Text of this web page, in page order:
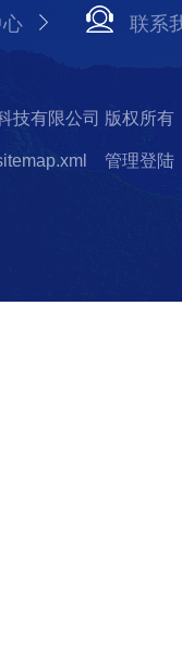
联系
技有限公司 版权所有
管理登陆